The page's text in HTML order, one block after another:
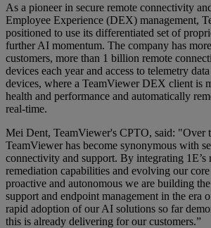
As a pioneer in secure remote connectivity
Employee Experience (DEX) management,
positioned to use its differentiated set of
further AI momentum. The company has
customers, more than 1 billion remote
devices each year and access to telemetry
devices, where a TeamViewer DEX client is
health and performance and automatically
real-time.
Mei Dent, TeamViewer's CPTO, said: "Over
TeamViewer has become synonymous with
connectivity and support. By integrating 1E’s
remediation capabilities and evolving our
proactive and autonomous we are building
support and endpoint management in the era
rapid adoption of our AI solutions so far
this is already delivering for our customers.”